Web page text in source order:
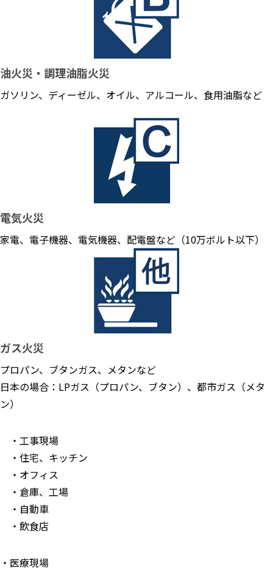
油火災・調理油脂火災
ガソリン、ディーゼル、オイル、アルコール、食用油脂など
電気火災
家電、電子機器、電気機器、配電盤など（10万ボルト以下）
ガス火災
プロパン、ブタンガス、メタンなど
日本の場合：LPガス（プロパン、ブタン）、都市ガス（メタ
ン）
・工事現場
・住宅、キッチン
・オフィス
・倉庫、工場
・自動車
・飲食店
・医療現場